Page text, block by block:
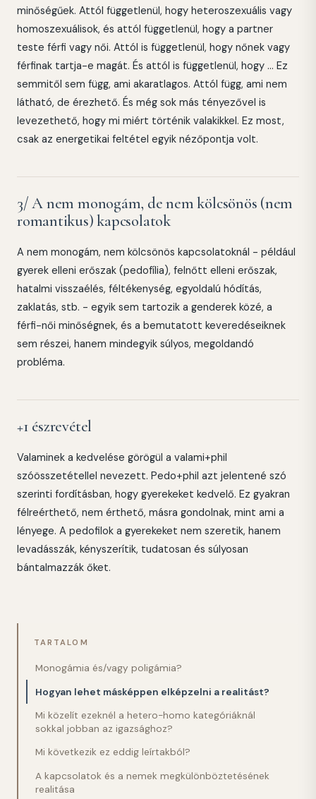
minőségűek. Attól függetlenül, hogy heteroszexuális vagy
homoszexuálisok, és attól függetlenül, hogy a partner
teste férfi vagy női. Attól is függetlenül, hogy nőnek vagy
férfinak tartja-e magát. És attól is függetlenül, hogy ... Ez
semmitől sem függ, ami akaratlagos. Attól függ, ami nem
látható, de érezhető. És még sok más tényezővel is
levezethető, hogy mi miért történik valakikkel. Ez most,
csak az energetikai feltétel egyik nézőpontja volt.
3/ A nem monogám, de nem kölcsönös (nem
romantikus) kapcsolatok
A nem monogám, nem kölcsönös kapcsolatoknál - például
gyerek elleni erőszak (pedofília), felnőtt elleni erőszak,
hatalmi visszaélés, féltékenység, egyoldalú hódítás,
zaklatás, stb. - egyik sem tartozik a genderek közé, a
férfi-női minőségnek, és a bemutatott keveredéseiknek
sem részei, hanem mindegyik súlyos, megoldandó
probléma.
+1 észrevétel
Valaminek a kedvelése görögül a valami+phil
szóösszetétellel nevezett. Pedo+phil azt jelentené szó
szerinti fordításban, hogy gyerekeket kedvelő. Ez gyakran
félreérthető, nem érthető, másra gondolnak, mint ami a
lényege. A pedofilok a gyerekeket nem szeretik, hanem
levadásszák, kényszerítik, tudatosan és súlyosan
bántalmazzák őket.
TARTALOM
Monogámia és/vagy poligámia?
Hogyan lehet másképpen elképzelni a realitást?
Mi közelít ezeknél a hetero-homo kategóriáknál
sokkal jobban az igazsághoz?
Mi következik ez eddig leírtakból?
A kapcsolatok és a nemek megkülönböztetésének
realitása